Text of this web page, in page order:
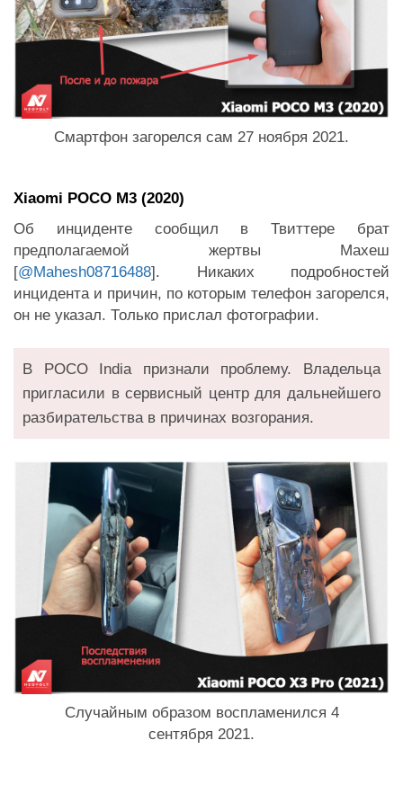
Смартфон загорелся сам 27 ноября 2021.
Xiaomi POCO M3 (2020)
Об инциденте сообщил в Твиттере брат
предполагаемой жертвы Махеш
[@Mahesh08716488]. Никаких подробностей
инцидента и причин, по которым телефон загорелся,
он не указал. Только прислал фотографии.
В POCO India признали проблему. Владельца
пригласили в сервисный центр для дальнейшего
разбирательства в причинах возгорания.
Случайным образом воспламенился 4
сентября 2021.